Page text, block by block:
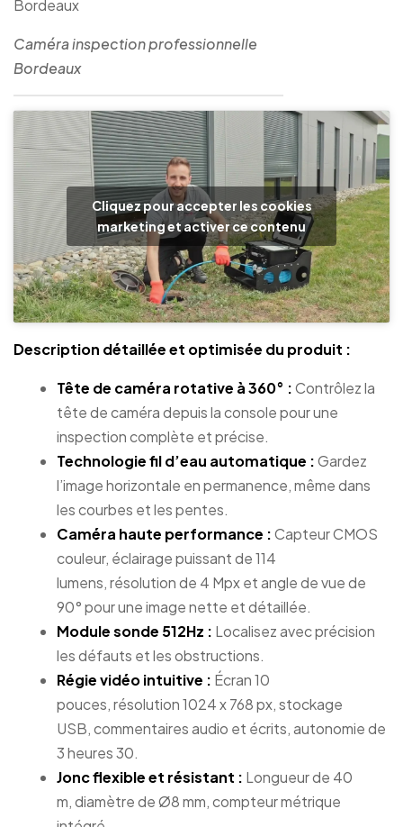
Caméra inspection professionnelle
Bordeaux
Cliquez pour accepter les cookies
marketing et activer ce contenu
Description détaillée et optimisée du produit :
Tête de caméra rotative à 360° :Contrôlez la
tête de caméra depuis la console pour une
inspection complète et précise.
Technologie fil d’eau automatique :Gardez
l’image horizontale en permanence, même dans
les courbes et les pentes.
Caméra haute performance :Capteur CMOS
couleur, éclairage puissant de 114
lumens, résolution de 4 Mpx et angle de vue de
90° pour une image nette et détaillée.
Module sonde 512Hz : Localisez avec précision
les défauts et les obstructions.
Régie vidéo intuitive : Écran 10
pouces, résolution 1024 x 768 px, stockage
USB, commentaires audio et écrits, autonomie de
3 heures 30.
Jonc flexible et résistant : Longueur de 40
m, diamètre de Ø8 mm, compteur métrique